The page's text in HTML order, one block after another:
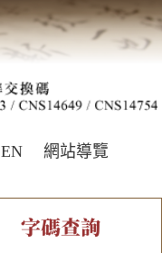
EN 網站導覽
字碼查詢